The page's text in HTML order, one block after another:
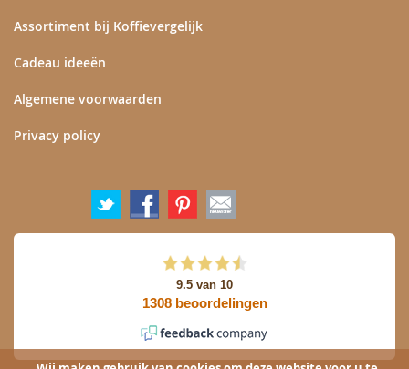
Assortiment bij Koffievergelijk
Cadeau ideeën
Algemene voorwaarden
Privacy policy